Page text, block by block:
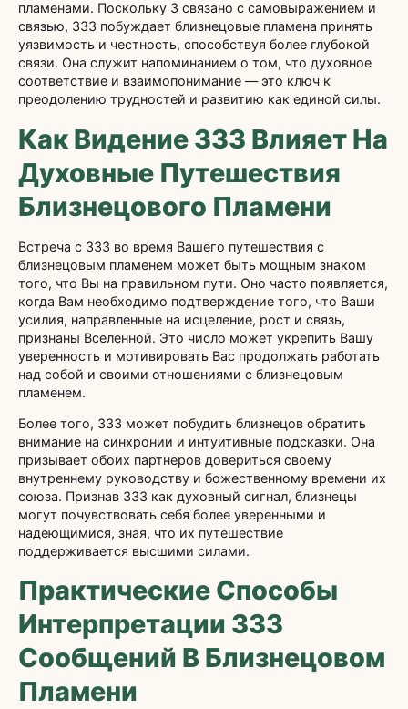
пламенами. Поскольку 3 связано с самовыражением и
связью, 333 побуждает близнецовые пламена принять
уязвимость и честность, способствуя более глубокой
связи. Она служит напоминанием о том, что духовное
соответствие и взаимопонимание — это ключ к
преодолению трудностей и развитию как единой силы.
Как Видение 333 Влияет На
Духовные Путешествия
Близнецового Пламени
Встреча с 333 во время Вашего путешествия с
близнецовым пламенем может быть мощным знаком
того, что Вы на правильном пути. Оно часто появляется,
когда Вам необходимо подтверждение того, что Ваши
усилия, направленные на исцеление, рост и связь,
признаны Вселенной. Это число может укрепить Вашу
уверенность и мотивировать Вас продолжать работать
над собой и своими отношениями с близнецовым
пламенем.
Более того, 333 может побудить близнецов обратить
внимание на синхронии и интуитивные подсказки. Она
призывает обоих партнеров довериться своему
внутреннему руководству и божественному времени их
союза. Признав 333 как духовный сигнал, близнецы
могут почувствовать себя более уверенными и
надеющимися, зная, что их путешествие
поддерживается высшими силами.
Практические Способы
Интерпретации 333
Сообщений В Близнецовом
Пламени